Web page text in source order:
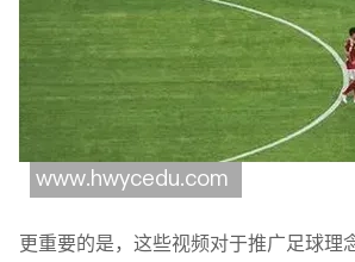
更重要的是，这些视频对于推广足球理